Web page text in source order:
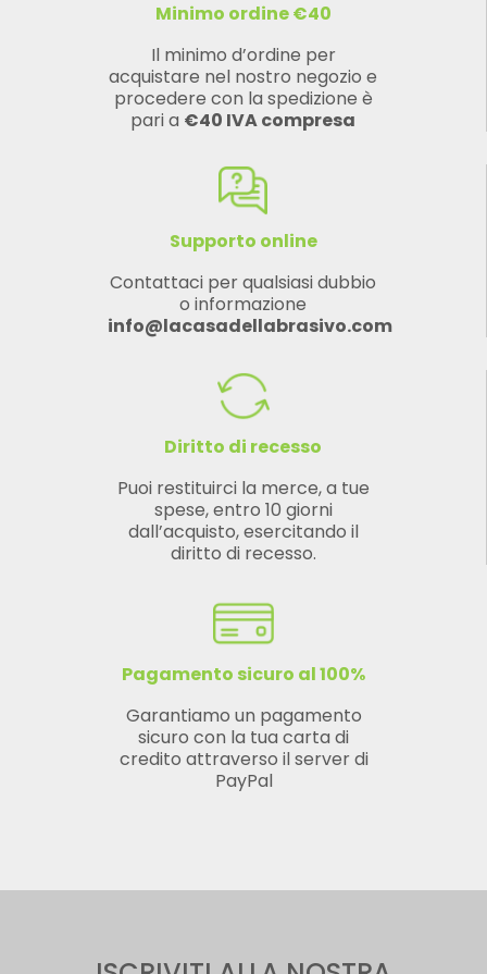
Minimo ordine €40
Il minimo d’ordine per
acquistare nel nostro negozio e
procedere con la spedizione è
pari a €40 IVA compresa
Supporto online
Contattaci per qualsiasi dubbio
o informazione
info@lacasadellabrasivo.com
Diritto di recesso
Puoi restituirci la merce, a tue
spese, entro 10 giorni
dall’acquisto, esercitando il
diritto di recesso.
Pagamento sicuro al 100%
Garantiamo un pagamento
sicuro con la tua carta di
credito attraverso il server di
PayPal